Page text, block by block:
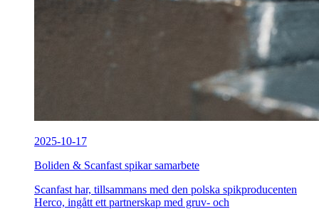
2025-10-17
Boliden & Scanfast spikar samarbete
Scanfast har, tillsammans med den polska spikproducenten
Herco, ingått ett partnerskap med gruv- och